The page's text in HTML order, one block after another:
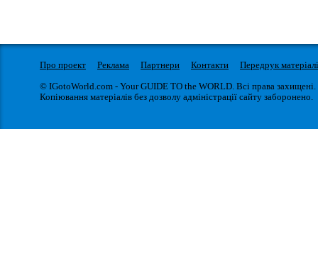
Про проект Реклама Партнери Контакти
Передрук
© IGotoWorld.com - Your GUIDE TO the WORLD. Всі права захищені.
Копіювання матеріалів без дозволу адміністрації сайту заборонено.